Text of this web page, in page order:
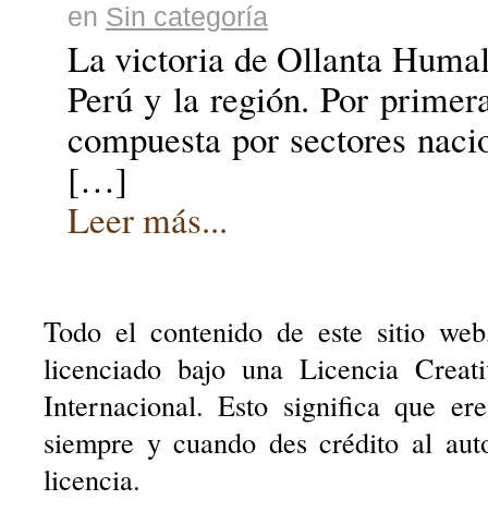
en Sin categoría
La victoria de Ollanta
Perú y la región. Por
compuesta por sectores
[…]
Leer más...
Todo el contenido de este sitio
licenciado bajo una Licencia
Internacional. Esto significa que
siempre y cuando des crédito al
licencia.